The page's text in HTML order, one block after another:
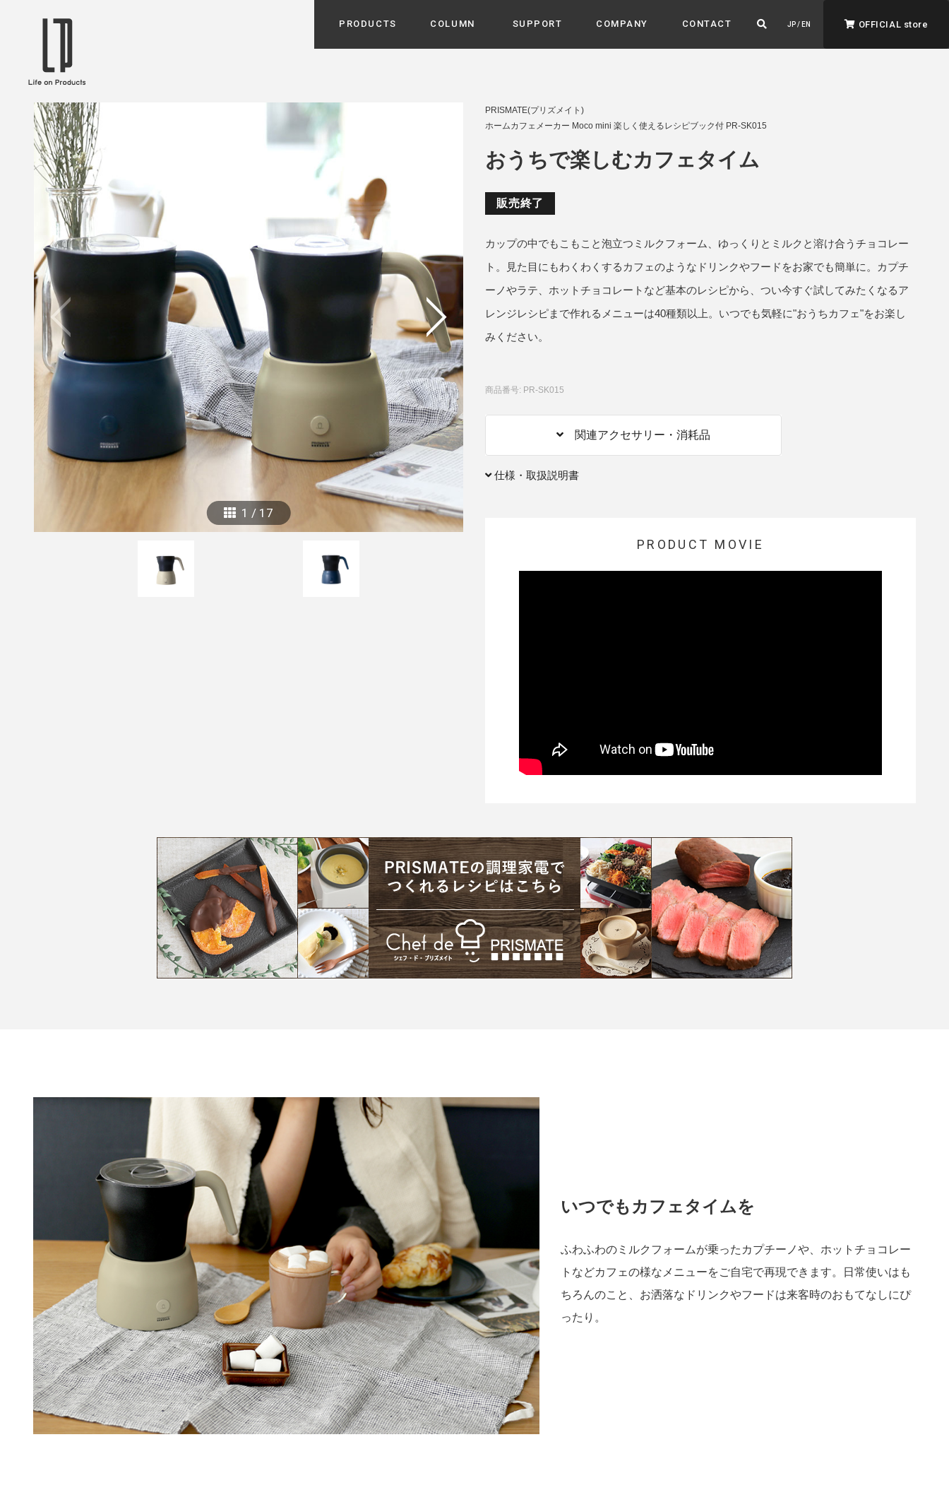
PRODUCTS
mercyu
ロマオイル etc
スパ / EMS機器 etc
イヤホン / スピーカー / モバイルバッ
テリー / アダプター etc
JAVALO ELF
シーリングファン / ペンダントライト
/ インテリアライト / 電球 etc
plus more
キッチン家電 / 加湿器 / ハンディファ
PRISMATE
キッチン家電 / 加湿器 / ハンディファ
Sifflus
ハンモック / ティピー / テント etc
陶器エコ加湿器 etc
TOUCHBeauty
美顔器 / 多機能ブラシ / ドライヤー
mottole
家事・生活雑貨
ルームフレグランス
ビューティー
ハンモック・ティピー・テント
ライト・シーリングファン
バイク・アウトドア
アクセサリー・消耗品
ブランド
COLUMN SUPPORT COMPANY
ABOUT US
Life on Productsについて 代表取締役挨拶 / 経営理念 / 方針
PROFILE
B to B SERVICE
法人のお客様向けサービス
SDGs
SDGsへの取り組み
CONTACT JP / EN OFFICIAL store
PRISMATE(プリズメイト)
ホームカフェメーカー Moco mini 楽しく使えるレシピブック付 PR-SK015
おうちで楽しむカフェタイム
販売終了
カップの中でもこもこと泡立つミルクフォーム、ゆっくりとミルクと溶け合うチョコレー
ト。見た目にもわくわくするカフェのようなドリンクやフードをお家でも簡単に。カプチ
ーノやラテ、ホットチョコレートなど基本のレシピから、つい今すぐ試してみたくなるア
レンジレシピまで作れるメニューは40種類以上。いつでも気軽に"おうちカフェ"をお楽し
みください。
商品番号: PR-SK015
関連アクセサリー・消耗品
仕様・取扱説明書
PRODUCT MOVIE
1 / 17
いつでもカフェタイムを
ふわふわのミルクフォームが乗ったカプチーノや、ホットチョコレー
トなどカフェの様なメニューをご自宅で再現できます。日常使いはも
ちろんのこと、お洒落なドリンクやフードは来客時のおもてなしにぴ
ったり。